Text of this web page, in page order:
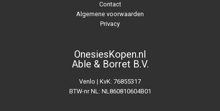
Contact
Algemene voorwaarden
Privacy
OnesiesKopen.nl
Able & Borret B.V.
Venlo | KvK: 76855317
BTW-nr NL: NL860810604B01